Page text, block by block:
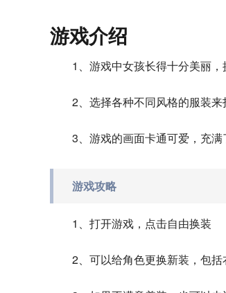
游戏介绍
1、游戏中女孩长得十分美丽，
2、选择各种不同风格的服装来
3、游戏的画面卡通可爱，充满
游戏攻略
1、打开游戏，点击自由换装
2、可以给角色更换新装，包